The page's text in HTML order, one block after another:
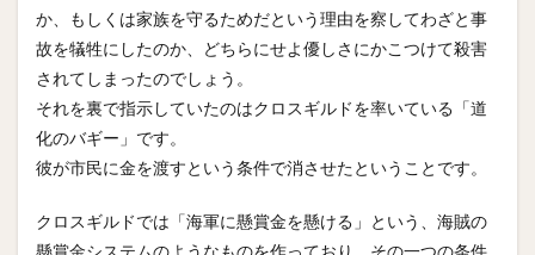
か、もしくは家族を守るためだという理由を察してわざと事
故を犠牲にしたのか、どちらにせよ優しさにかこつけて殺害
されてしまったのでしょう。
それを裏で指示していたのはクロスギルドを率いている「道
化のバギー」です。
彼が市民に金を渡すという条件で消させたということです。
クロスギルドでは「海軍に懸賞金を懸ける」という、海賊の
懸賞金システムのようなものを作っており、その一つの条件